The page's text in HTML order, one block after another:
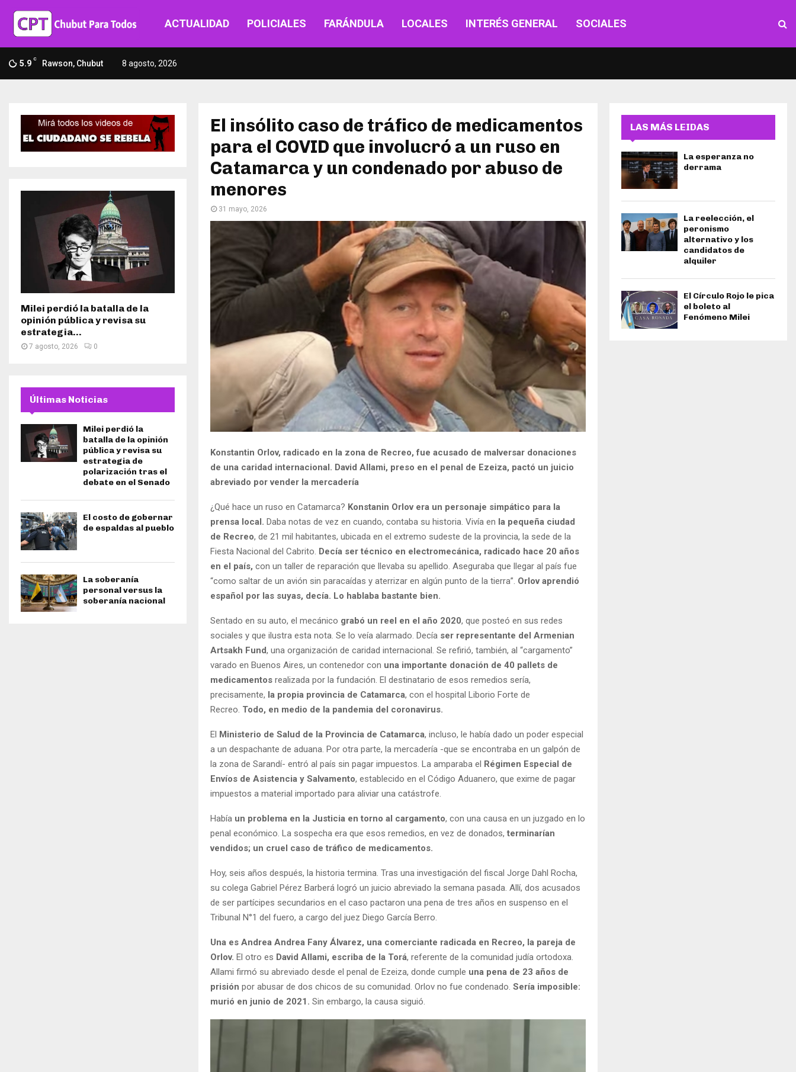
ACTUALIDAD POLICIALES FARÁNDULA LOCALES INTERÉS GENERAL SOCIALES
5.9 C Rawson, Chubut 8 agosto, 2026
El insólito caso de tráfico de medicamentos
para el COVID que involucró a un ruso en
Catamarca y un condenado por abuso de
menores
31 mayo, 2026
Konstantin Orlov, radicado en la zona de Recreo, fue acusado de malversar donaciones
de una caridad internacional. David Allami, preso en el penal de Ezeiza, pactó un juicio
abreviado por vender la mercadería
¿Qué hace un ruso en Catamarca? Konstanin Orlov era un personaje simpático para la
prensa local. Daba notas de vez en cuando, contaba su historia. Vivía en la pequeña ciudad
de Recreo, de 21 mil habitantes, ubicada en el extremo sudeste de la provincia, la sede de la
Fiesta Nacional del Cabrito. Decía ser técnico en electromecánica, radicado hace 20 años
en el país, con un taller de reparación que llevaba su apellido. Aseguraba que llegar al país fue
“como saltar de un avión sin paracaídas y aterrizar en algún punto de la tierra”. Orlov aprendió
español por las suyas, decía. Lo hablaba bastante bien.
Sentado en su auto, el mecánico grabó un reel en el año 2020, que posteó en sus redes
sociales y que ilustra esta nota. Se lo veía alarmado. Decía ser representante del Armenian
Artsakh Fund, una organización de caridad internacional. Se refirió, también, al “cargamento”
varado en Buenos Aires, un contenedor con una importante donación de 40 pallets de
medicamentos realizada por la fundación. El destinatario de esos remedios sería,
precisamente, la propia provincia de Catamarca, con el hospital Liborio Forte de
Recreo. Todo, en medio de la pandemia del coronavirus.
El Ministerio de Salud de la Provincia de Catamarca, incluso, le había dado un poder especial
a un despachante de aduana. Por otra parte, la mercadería -que se encontraba en un galpón de
la zona de Sarandí- entró al país sin pagar impuestos. La amparaba el Régimen Especial de
Envíos de Asistencia y Salvamento, establecido en el Código Aduanero, que exime de pagar
impuestos a material importado para aliviar una catástrofe.
Había un problema en la Justicia en torno al cargamento, con una causa en un juzgado en lo
penal económico. La sospecha era que esos remedios, en vez de donados, terminarían
vendidos; un cruel caso de tráfico de medicamentos.
Hoy, seis años después, la historia termina. Tras una investigación del fiscal Jorge Dahl Rocha,
su colega Gabriel Pérez Barberá logró un juicio abreviado la semana pasada. Allí, dos acusados
de ser partícipes secundarios en el caso pactaron una pena de tres años en suspenso en el
Tribunal N°1 del fuero, a cargo del juez Diego García Berro.
Una es Andrea Andrea Fany Álvarez, una comerciante radicada en Recreo, la pareja de
Orlov. El otro es David Allami, escriba de la Torá, referente de la comunidad judía ortodoxa.
Allami firmó su abreviado desde el penal de Ezeiza, donde cumple una pena de 23 años de
prisión por abusar de dos chicos de su comunidad. Orlov no fue condenado. Sería imposible:
murió en junio de 2021. Sin embargo, la causa siguió.
Milei perdió la batalla de la
opinión pública y revisa su
estrategia...
7 agosto, 2026 0
Últimas Noticias
Milei perdió la
batalla de la opinión
pública y revisa su
estrategia de
polarización tras el
debate en el Senado
El costo de gobernar
de espaldas al pueblo
La soberanía
personal versus la
soberanía nacional
LAS MÁS LEIDAS
La esperanza no
derrama
La reelección, el
peronismo
alternativo y los
candidatos de
alquiler
El Círculo Rojo le pica
el boleto al
Fenómeno Milei